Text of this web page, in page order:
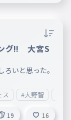
グ‼️ 大宮S
いと思った。
ス #大野智
19 16